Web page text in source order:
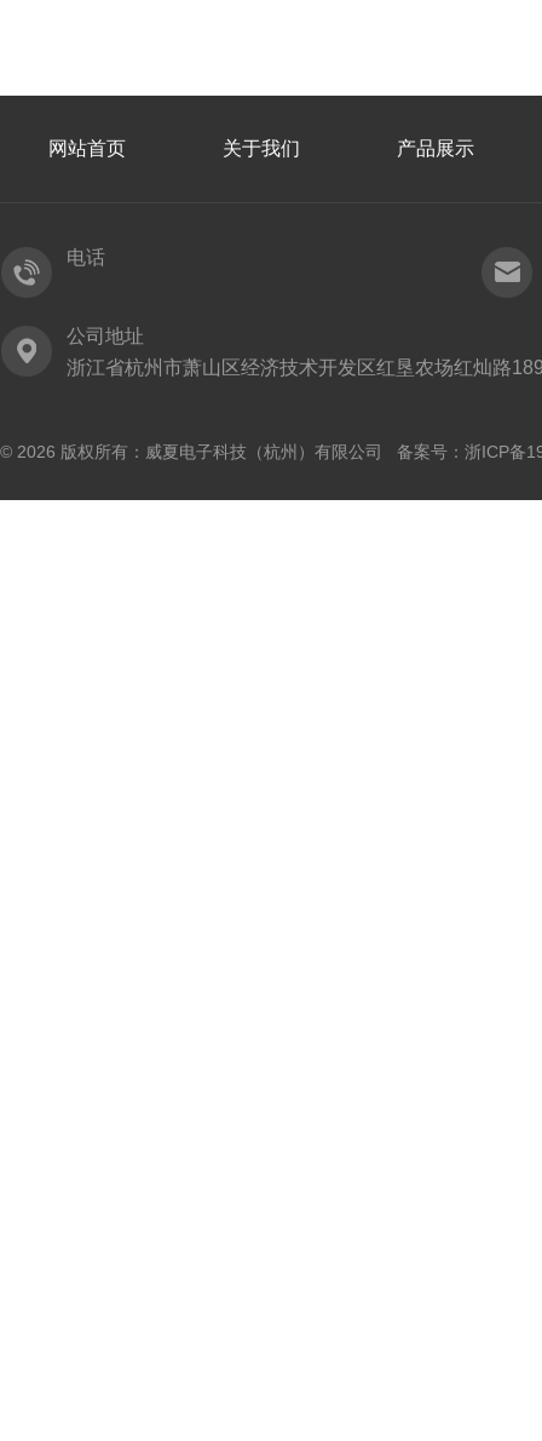
网站首页 关于我们 产品展示
电话
公司地址
浙江省杭州市萧山区经济技术开发区红垦农场红灿路
© 2026 版权所有：威夏电子科技（杭州）有限公司 备案号： 浙ICP备